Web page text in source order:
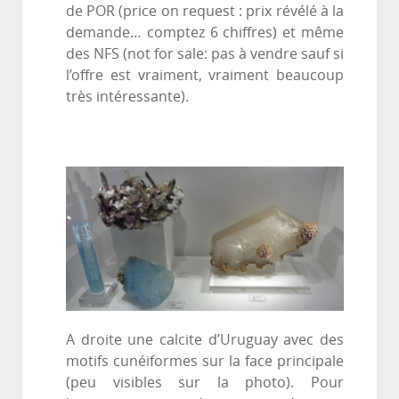
de POR (price on request : prix révélé à la
demande… comptez 6 chiffres) et même
des NFS (not for sale: pas à vendre sauf si
l’offre est vraiment, vraiment beaucoup
très intéressante).
A droite une calcite d’Uruguay avec des
motifs cunéiformes sur la face principale
(peu visibles sur la photo). Pour